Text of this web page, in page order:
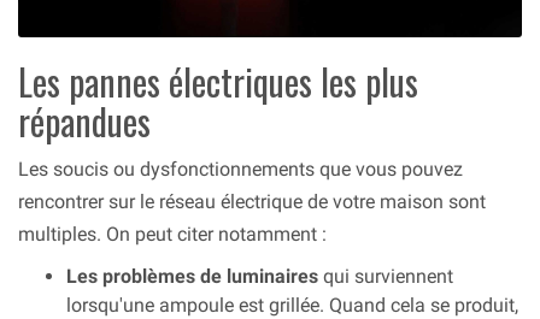
Les pannes électriques les plus
répandues
Les soucis ou dysfonctionnements que vous pouvez
rencontrer sur le réseau électrique de votre maison sont
multiples. On peut citer notamment :
Les problèmes de luminaires qui surviennent
lorsqu'une ampoule est grillée. Quand cela se produit,